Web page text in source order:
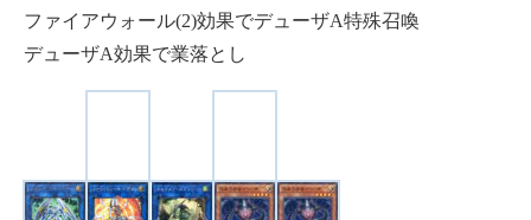
ファイアウォール(2)効果でデューザA特殊召喚
デューザA効果で業落とし